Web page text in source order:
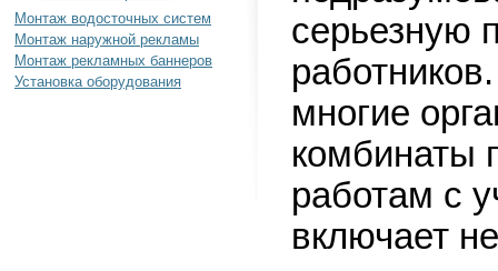
Монтаж водосточных систем
Монтаж наружной рекламы
Монтаж рекламных баннеров
Установка оборудования
серьезную
многие
комбинаты
работам с
включает